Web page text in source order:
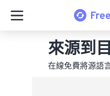
來源到
在線免費將源語